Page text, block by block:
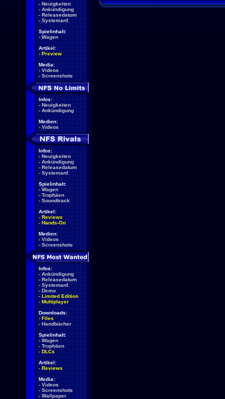
- Neuigkeiten
- Ankündigung
- Releasedatum
- Systemanf.
Spielinhalt:
- Wagen
Artikel:
- Preview
Media:
- Videos
- Screenshots
Infos:
- Neuigkeiten
- Ankündigung
Medien:
- Videos
Infos:
- Neuigkeiten
- Ankündigung
- Releasedatum
- Systemanf.
Spielinhalt:
- Wagen
- Trophäen
- Soundtrack
Artikel:
- Reviews
- Hands-On
Medien:
- Videos
- Screenshots
Infos:
- Ankündigung
- Releasedatum
- Systemanf.
- Demo
- Limited Edition
- Multiplayer
Downloads:
- Files
- Handbücher
Spielinhalt:
- Wagen
- Trophäen
- DLCs
Artikel:
- Reviews
Media:
- Videos
- Screenshots
- Wallpaper